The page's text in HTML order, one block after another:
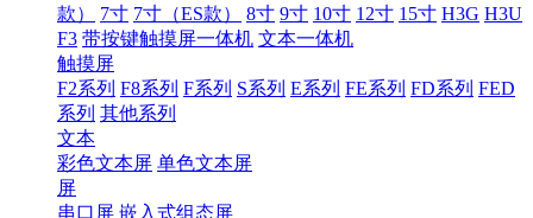
款）
7寸 7寸（ES款） 8寸 9寸 10寸 12寸 15寸 H3G H3U
F3 带按键触摸屏一体机 文本一体机
触摸屏
F2系列 F8系列 F系列 S系列 E系列 FE系列 FD系列 FED
系列 其他系列
文本
彩色文本屏 单色文本屏
屏
串口屏 嵌入式组态屏